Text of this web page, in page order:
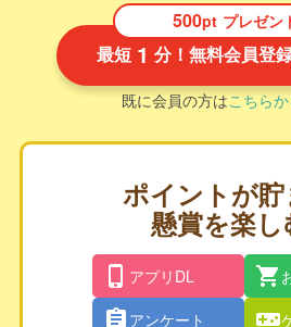
500pt プレゼン
最短 1 分！無料会員登
既に会員の方はこちら
ポイントが貯
懸賞を楽し
アプリDL
アンケート